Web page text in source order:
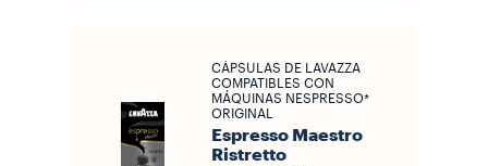
CÁPSULAS DE LAVAZZA
COMPATIBLES CON
MÁQUINAS NESPRESSO*
ORIGINAL
Espresso Maestro
Ristretto